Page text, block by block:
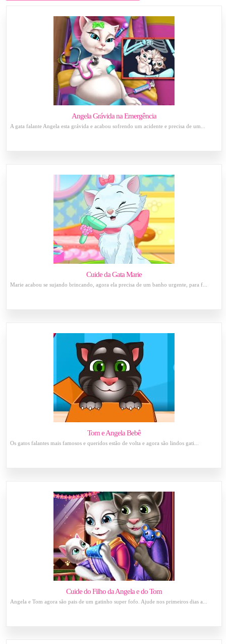
Angela Grávida na Emergência
A gata falante Angela esta grávida e acabou sofrendo um acidente e precisa de um...
Cuide da Gata Marie
Marie acabou se sujando brincando, agora ela precisa de um banho urgente, para f...
Tom e Angela Bebê
Os gatos falantes mais famosos e queridos estão de volta e agora são lindos gati...
Cuide do Filho da Angela e do Tom
Angela e Tom agora são pais de um gatinho super fofo. Ajude nos primeiros dias a...